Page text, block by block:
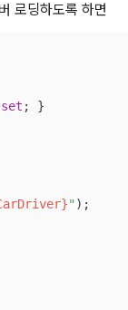
로딩하도록 하면
set ; }
" );